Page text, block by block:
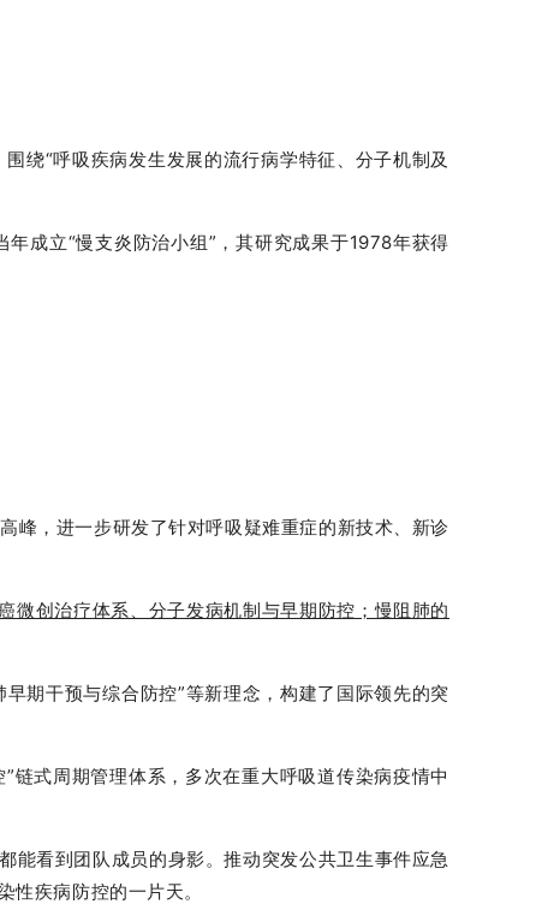
绕“呼吸疾病发生发展的流行病学特征、分子机制及
成立“慢支炎防治小组”，其研究成果于1978年获得
峰，进一步研发了针对呼吸疑难重症的新技术、新诊
微创治疗体系、分子发病机制与早期防控；慢阻肺的
期干预与综合防控”等新理念，构建了国际领先的突
式周期管理体系，多次在重大呼吸道传染病疫情中
看到团队成员的身影。推动突发公共卫生事件应急
疾病防控的一片天。